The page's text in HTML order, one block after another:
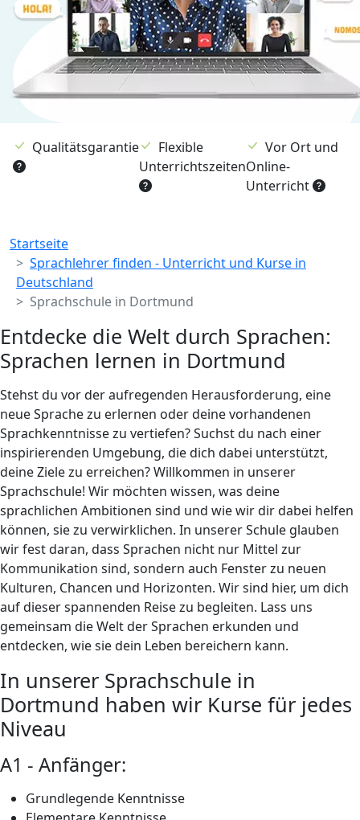
Qualitätsgarantie
Flexible
Unterrichtszeiten
Vor Ort und
Online-
Unterricht
Breadcrumb
Startseite
Sprachlehrer finden - Unterricht und Kurse in
Deutschland
Sprachschule in Dortmund
Entdecke die Welt durch Sprachen:
Sprachen lernen in Dortmund
Stehst du vor der aufregenden Herausforderung, eine
neue Sprache zu erlernen oder deine vorhandenen
Sprachkenntnisse zu vertiefen? Suchst du nach einer
inspirierenden Umgebung, die dich dabei unterstützt,
deine Ziele zu erreichen? Willkommen in unserer
Sprachschule! Wir möchten wissen, was deine
sprachlichen Ambitionen sind und wie wir dir dabei helfen
können, sie zu verwirklichen. In unserer Schule glauben
wir fest daran, dass Sprachen nicht nur Mittel zur
Kommunikation sind, sondern auch Fenster zu neuen
Kulturen, Chancen und Horizonten. Wir sind hier, um dich
auf dieser spannenden Reise zu begleiten. Lass uns
gemeinsam die Welt der Sprachen erkunden und
entdecken, wie sie dein Leben bereichern kann.
In unserer Sprachschule in
Dortmund haben wir Kurse für jedes
Niveau
A1 - Anfänger:
Grundlegende Kenntnisse